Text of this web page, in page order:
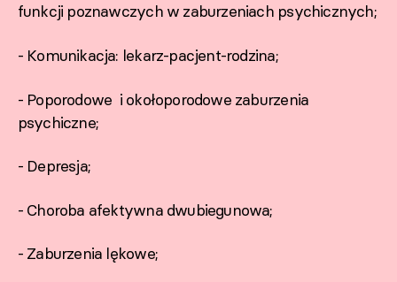
funkcji poznawczych w zaburzeniach psychicznych;
- Komunikacja: lekarz-pacjent-rodzina;
- Poporodowe i okołoporodowe zaburzenia
psychiczne;
- Depresja;
- Choroba afektywna dwubiegunowa;
- Zaburzenia lękowe;